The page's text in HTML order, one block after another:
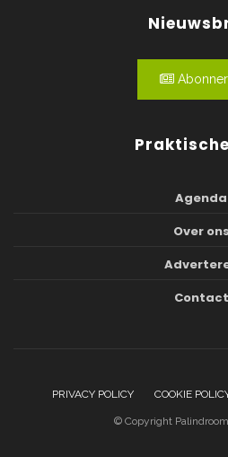
Agenda
Over ons
Contact
PRIVACY POLICY COOKIE
© Copyright